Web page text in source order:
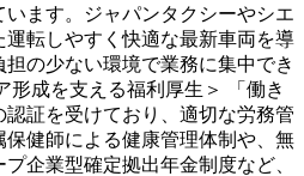
ます。ジャパンタクシーやシエ
転しやすく快適な最新車両を導
の少ない環境で業務に集中でき
形成を支える福利厚生＞ 「働き
証を受けており、適切な労務管
健師による健康管理体制や、無
企業型確定拠出年金制度など、